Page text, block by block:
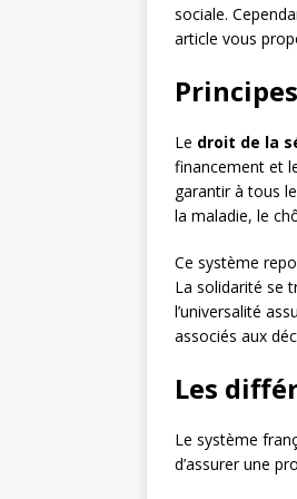
sociale.
article vous
Le droit de la
financement et
garantir à tous
la maladie, le
Ce système
La solidarité se
l’universalité
associés aux
Les
Le système
d’assurer une